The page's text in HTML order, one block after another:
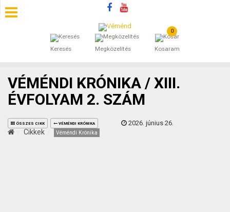
Keresés Megközelítés
0
Kosaram
SZÁLLÁSOK
ÁLTALÁNOS SZERZŐDÉSI FELTÉTELEK
KINCSES BARANYA VÉMÉND
VÉMÉNDI KRÓNIKA / XIII.
ÉVFOLYAM 2. SZÁM
ÖSSZES CIKK VÉMÉNDI KRÓNIKA 2026. június 26.
Cikkek Véméndi Krónika